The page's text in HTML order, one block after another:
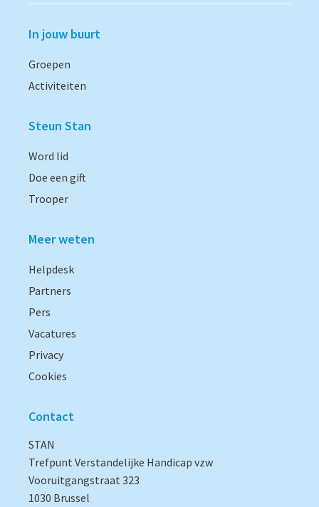
In jouw buurt
Groepen
Activiteiten
Steun Stan
Word lid
Doe een gift
Trooper
Meer weten
Helpdesk
Partners
Pers
Vacatures
Privacy
Cookies
Contact
STAN
Trefpunt Verstandelijke Handicap vzw
Vooruitgangstraat 323
1030 Brussel